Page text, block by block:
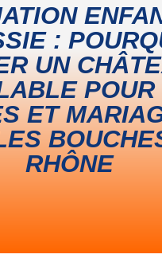
:
UN
POUR
ET
RHÔNE